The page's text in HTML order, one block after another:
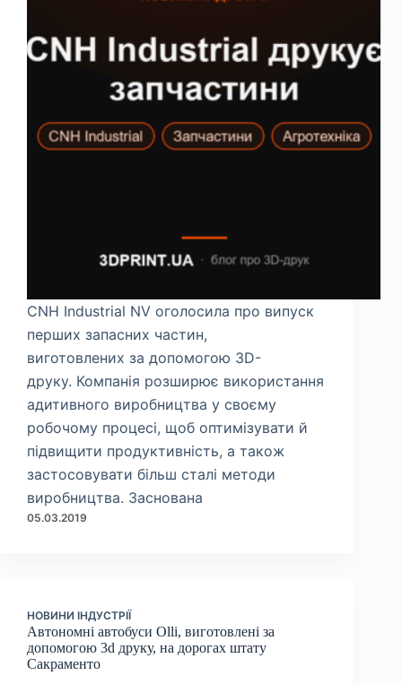
CNH Industrial NV оголосила про випуск
перших запасних частин,
виготовлених за допомогою 3D-
друку. Компанія розширює використання
адитивного виробництва у своєму
робочому процесі, щоб оптимізувати й
підвищити продуктивність, а також
застосовувати більш сталі методи
виробництва. Заснована
05.03.2019
НОВИНИ ІНДУСТРІЇ
Автономні автобуси Olli, виготовлені за
допомогою 3d друку, на дорогах штату
Сакраменто